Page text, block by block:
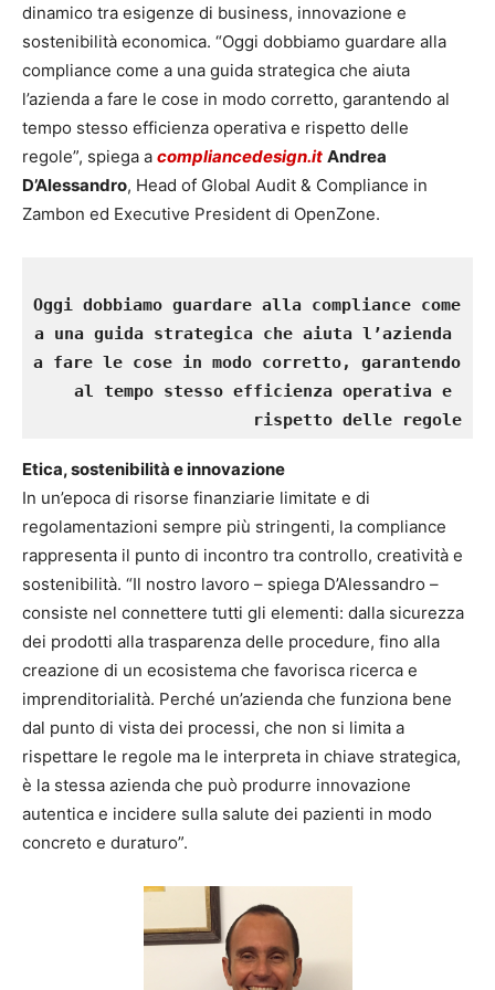
dinamico tra esigenze di business, innovazione e
sostenibilità economica. “Oggi dobbiamo guardare alla
compliance come a una guida strategica che aiuta
l’azienda a fare le cose in modo corretto, garantendo al
tempo stesso efficienza operativa e rispetto delle
regole”, spiega a compliancedesign.it Andrea
D’Alessandro, Head of Global Audit & Compliance in
Zambon ed Executive President di OpenZone.
Oggi dobbiamo guardare alla compliance come
a una guida strategica che aiuta l’azienda
a fare le cose in modo corretto, garantendo
al tempo stesso efficienza operativa e
rispetto delle regole
Etica, sostenibilità e innovazione
In un’epoca di risorse finanziarie limitate e di
regolamentazioni sempre più stringenti, la compliance
rappresenta il punto di incontro tra controllo, creatività e
sostenibilità. “Il nostro lavoro – spiega D’Alessandro –
consiste nel connettere tutti gli elementi: dalla sicurezza
dei prodotti alla trasparenza delle procedure, fino alla
creazione di un ecosistema che favorisca ricerca e
imprenditorialità. Perché un’azienda che funziona bene
dal punto di vista dei processi, che non si limita a
rispettare le regole ma le interpreta in chiave strategica,
è la stessa azienda che può produrre innovazione
autentica e incidere sulla salute dei pazienti in modo
concreto e duraturo”.